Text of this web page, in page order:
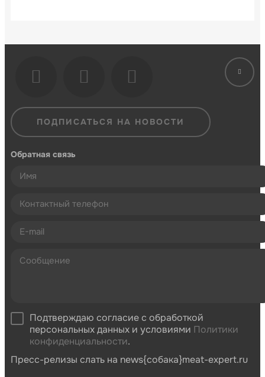
ПОДПИСАТЬСЯ НА НОВОСТИ
Обратная связь
Подтверждаю согласие с обработкой
персональных данных и условиями Политики
конфиденциальности.
Пресс-релизы слать на news{собака}meat-expert.ru